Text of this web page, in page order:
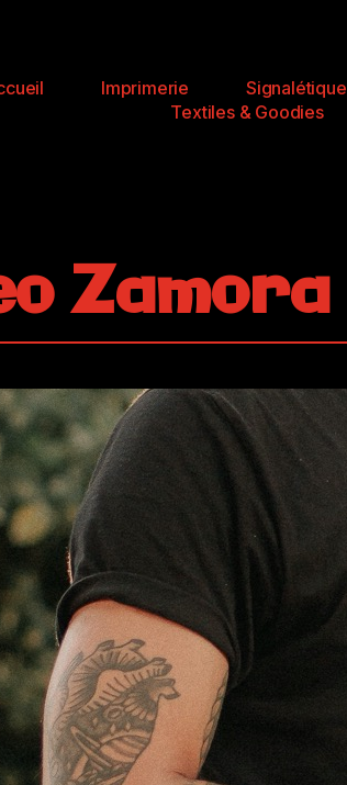
Imprimerie Signalétique
Textiles & Goodies
Zamora